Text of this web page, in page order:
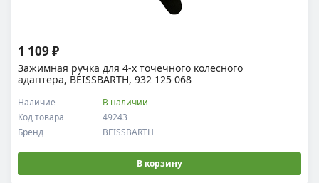
Зажимная ручка для 4-х точечного колесного
адаптера, BEISSBARTH, 932 125 068
Код товара 49243
Наличие В наличии
Бренд BEISSBARTH
1 109 ₽
В корзину